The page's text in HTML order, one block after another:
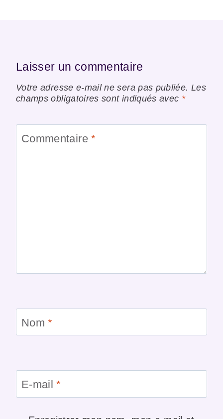
Laisser un commentaire
Votre adresse e-mail ne sera pas publiée. Les
champs obligatoires sont indiqués avec *
Commentaire*
Nom*
E-mail*